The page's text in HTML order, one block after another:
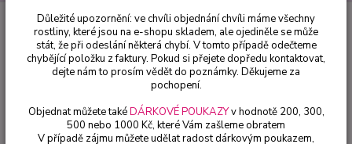
Ochrana osobních údajů e-shopu Fuchsie.cz
Ochrana osobních údajů e-shopu
Fuchsie.cz
Společnost Tomáš Petro, se sídlem Na staré cestě 3741,
Mělník, IČ 49914243, (dále jen„prodávající“
Důležité upozornění: ve chvíli objednání chvíli máme všechny
rostliny, které jsou na e-shopu skladem, ale ojediněle se může
stát, že při odeslání některá chybí. V tomto případě odečteme
chybějící položku z faktury. Pokud si přejete dopředu kontaktovat,
dejte nám to prosím vědět do poznámky. Děkujeme za
pochopení.
Objednat můžete takéDÁRKOVÉ POUKAZYv hodnotě 200, 300,
500 nebo 1000 Kč, které Vám zašleme obratem
V případě zájmu můžete udělat radost dárkovým poukazem,